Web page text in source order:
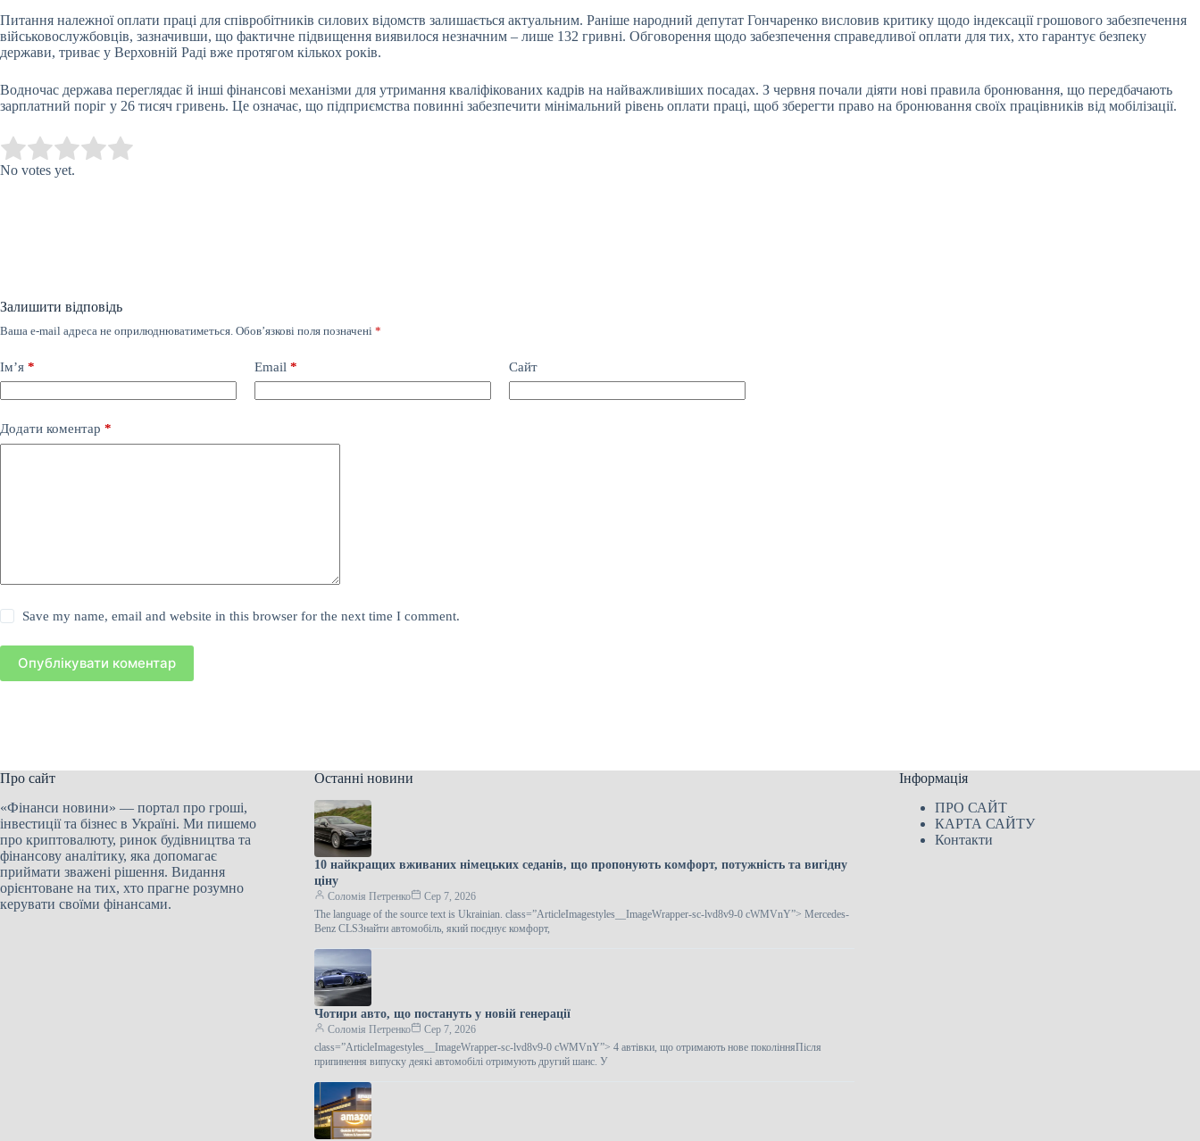
Питання належної оплати праці для співробітників силових відомств залишається актуальним. Раніше народний депутат Гончаренко висловив критику щодо індексації грошового забезпечення
військовослужбовців, зазначивши, що фактичне підвищення виявилося незначним – лише 132 гривні. Обговорення щодо забезпечення справедливої оплати для тих, хто гарантує безпеку
держави, триває у Верховній Раді вже протягом кількох років.
Водночас держава переглядає й інші фінансові механізми для утримання кваліфікованих кадрів на найважливіших посадах. З червня почали діяти нові правила бронювання, що передбачають
зарплатний поріг у 26 тисяч гривень. Це означає, що підприємства повинні забезпечити мінімальний рівень оплати праці, щоб зберегти право на бронювання своїх працівників від мобілізації.
Rate this item:
No votes yet.
Залишити відповідь
Ваша e-mail адреса не оприлюднюватиметься. Обов’язкові поля позначені *
Ім’я * Email * Сайт
Додати коментар *
Save my name, email and website in this browser for the next time I comment.
Опублікувати коментар
Про сайт
«Фінанси новини» — портал про гроші,
інвестиції та бізнес в Україні. Ми пишемо
про криптовалюту, ринок будівництва та
фінансову аналітику, яка допомагає
приймати зважені рішення. Видання
орієнтоване на тих, хто прагне розумно
керувати своїми фінансами.
Останні новини
10 найкращих вживаних німецьких седанів, що пропонують комфорт, потужність та вигідну
ціну
Соломія Петренко
Сер 7, 2026
The language of the source text is Ukrainian. class=”ArticleImagestyles__ImageWrapper-sc-lvd8v9-0 cWMVnY”> Mercedes-
Benz CLSЗнайти автомобіль, який поєднує комфорт,
Чотири авто, що постануть у новій генерації
Соломія Петренко
Сер 7, 2026
class=”ArticleImagestyles__ImageWrapper-sc-lvd8v9-0 cWMVnY”> 4 автівки, що отримають нове поколінняПісля
припинення випуску деякі автомобілі отримують другий шанс. У
Інформація
ПРО САЙТ
КАРТА САЙТУ
Контакти